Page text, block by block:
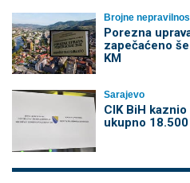
Brojne
Porezna
zapečaćeno
KM
Sarajevo
CIK BiH kaznio
ukupno 18.500